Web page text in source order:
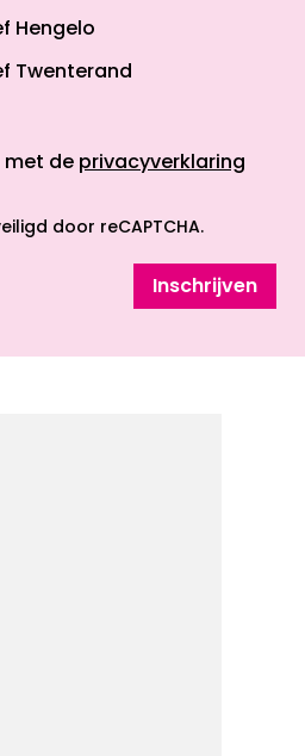
Hengelo
Twenterand
met de privacyverklaring
door reCAPTCHA.
Inschrijven